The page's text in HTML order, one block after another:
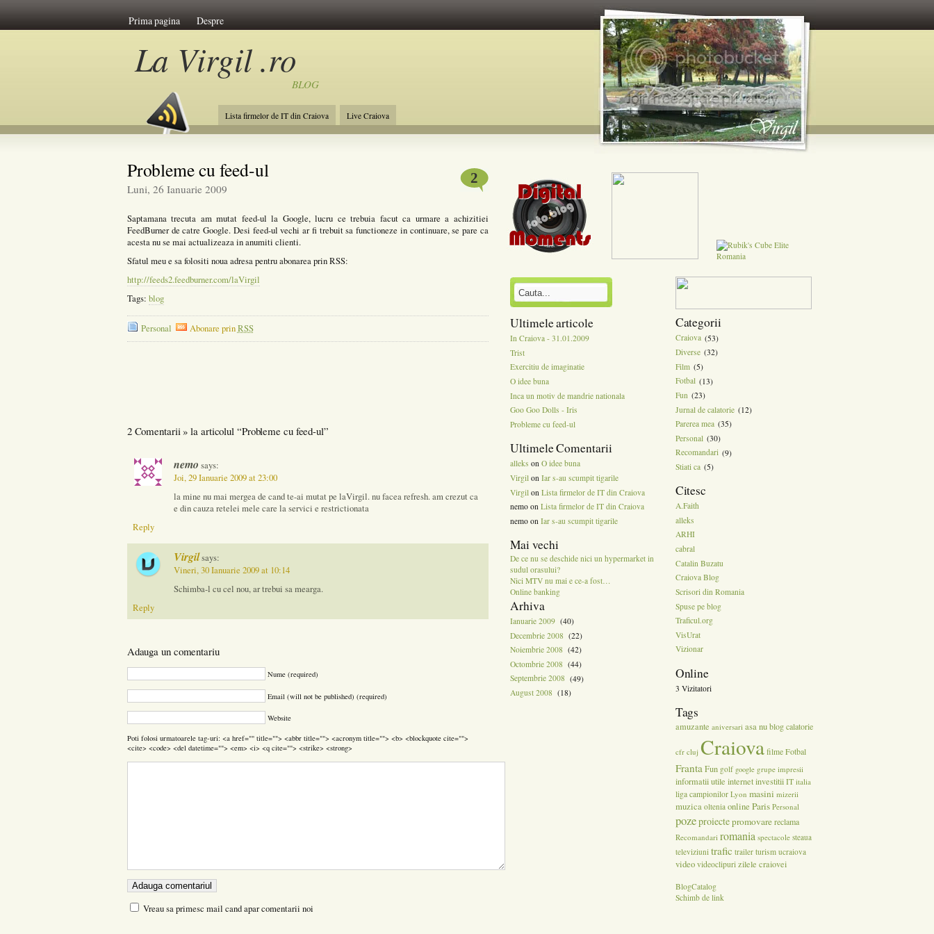
Prima pagina Despre
La Virgil .ro
BLOG
Lista firmelor de IT din Craiova Live Craiova
2
Probleme cu feed-ul
Luni, 26 Ianuarie 2009
Saptamana trecuta am mutat feed-ul la Google, lucru ce trebuia facut ca urmare a achizitiei
FeedBurner de catre Google. Desi feed-ul vechi ar fi trebuit sa functioneze in continuare, se pare ca
acesta nu se mai actualizeaza in anumiti clienti.
Sfatul meu e sa folositi noua adresa pentru abonarea prin RSS:
http://feeds2.feedburner.com/laVirgil
Tags: blog
Personal Abonare prinRSS
2 Comentarii » la articolul “Probleme cu feed-ul”
nemo says:
Joi, 29 Ianuarie 2009 at 23:00
la mine nu mai mergea de cand te-ai mutat pe laVirgil. nu facea refresh. am crezut ca
e din cauza retelei mele care la servici e restrictionata
Reply
Virgilsays:
Vineri, 30 Ianuarie 2009 at 10:14
Schimba-l cu cel nou, ar trebui sa mearga.
Reply
Adauga un comentariu
Nume (required)
Email (will not be published) (required)
Website
Poti folosi urmatoarele tag-uri: <a href="" title=""> <abbr title=""> <acronym title=""> <b> <blockquote cite="">
<cite> <code> <del datetime=""> <em> <i> <q cite=""> <strike> <strong>
Vreau sa primesc mail cand apar comentarii noi
Ultimele articole
In Craiova - 31.01.2009
Trist
Exercitiu de imaginatie
O idee buna
Inca un motiv de mandrie nationala
Goo Goo Dolls - Iris
Probleme cu feed-ul
Ultimele Comentarii
alleks onO idee buna
Virgil onIar s-au scumpit tigarile
Virgil onLista firmelor de IT din Craiova
nemo onLista firmelor de IT din Craiova
nemo onIar s-au scumpit tigarile
Mai vechi
De ce nu se deschide nici un hypermarket in
sudul orasului?
Nici MTV nu mai e ce-a fost…
Online banking
Arhiva
Ianuarie 2009 (40)
Decembrie 2008 (22)
Noiembrie 2008 (42)
Octombrie 2008 (44)
Septembrie 2008 (49)
August 2008 (18)
Categorii
Craiova (53)
Diverse (32)
Film (5)
Fotbal (13)
Fun (23)
Jurnal de calatorie (12)
Parerea mea (35)
Personal (30)
Recomandari (9)
Stiati ca (5)
Citesc
A.Faith
alleks
ARHI
cabral
Catalin Buzatu
Craiova Blog
Scrisori din Romania
Spuse pe blog
Traficul.org
VisUrat
Vizionar
Online
3 Vizitatori
Tags
amuzante aniversari asa nu blog calatorie
cfr cluj Craiova filme Fotbal
Franta Fun golf google grupe impresii
informatii utile internet investitii IT italia
liga campionilor Lyon masini mizerii
muzica oltenia online Paris Personal
pozeproiectepromovare reclama
Recomandari romania spectacole steaua
televiziuni trafic trailer turism ucraiova
video videoclipuri zilele craiovei
BlogCatalog
Schimb de link